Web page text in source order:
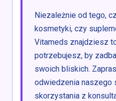
Niezależnie od tego,
kosmetyki, czy
Vitameds znajdziesz
potrzebujesz, by
swoich bliskich.
odwiedzenia naszego
skorzystania z